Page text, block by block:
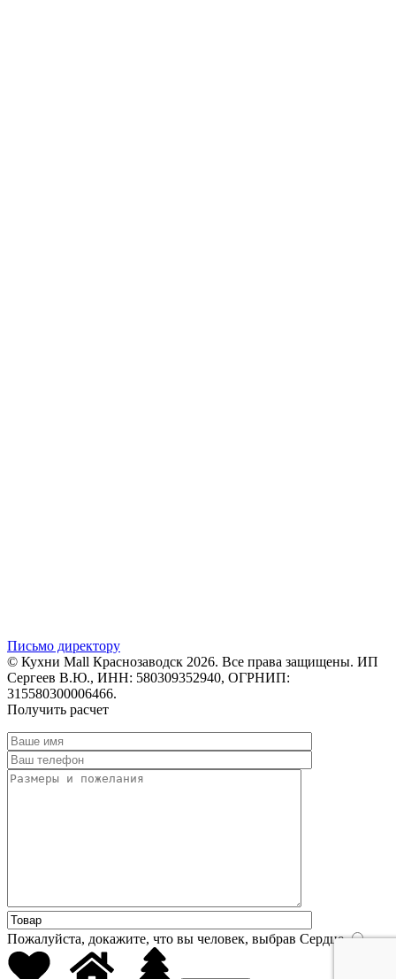
Письмо директору
© Кухни Mall Краснозаводск 2026. Все права защищены. ИП
Сергеев В.Ю., ИНН: 580309352940, ОГРНИП:
315580300006466.
Получить расчет
Пожалуйста, докажите, что вы человек, выбрав Сердце.